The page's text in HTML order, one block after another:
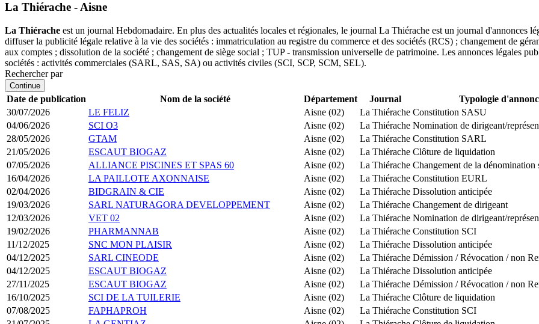
La Thiérache - Aisne
La Thiérache est un journal Hebdomadaire. En plus des actualités locales et régionales, le journal La Thiérache est un journal d'annonces
diffuser la publicité légale relative à la vie des sociétés : immatriculation au registre du commerce et des sociétés (RCS) ; changement de
aux comptes ; dissolution de la société ; changement de siège social ; TUP - transmission universelle de patrimoine. Les annonces légales
sociétés : activités commerciales (SARL, SAS, SA) ou activités civiles (SCI, SCP, SCM, SEL).
Rechercher par
Continue
Date de publication Nom de la société Département Journal
Typologie
30/07/2026
LE FELIZ Aisne (02) La Thiérache Constitution SASU
04/06/2026
SCI O3 Aisne (02) La Thiérache Nomination de dirigeant/
28/05/2026
GTAM Aisne (02) La Thiérache Constitution SARL
21/05/2026
ESCAUT BIOGAZ Aisne (02) La Thiérache Clôture de liquidation
07/05/2026
ALLIANCE PISCINES ET SPAS 60 Aisne (02) La Thiérache Changement de la dénomination
16/04/2026
LA PAILLOTE AXONNAISE Aisne (02) La Thiérache Constitution EURL
02/04/2026
BIDGRAIN & CIE Aisne (02) La Thiérache Dissolution anticipée
19/03/2026
SARL NATURAGORA DEVELOPPEMENT Aisne (02) La Thiérache Changement de dirigeant
12/03/2026
VET 02 Aisne (02) La Thiérache Nomination de dirigeant/
19/02/2026
PHARMANNAB Aisne (02) La Thiérache Constitution SCI
11/12/2025
SNC MON PLAISIR Aisne (02) La Thiérache Dissolution anticipée
04/12/2025
SARL CINEODE Aisne (02) La Thiérache Démission / Révocation / non
04/12/2025
ESCAUT BIOGAZ Aisne (02) La Thiérache Dissolution anticipée
27/11/2025
ESCAUT BIOGAZ Aisne (02) La Thiérache Démission / Révocation / non
16/10/2025
SCI DE LA TUILERIE Aisne (02) La Thiérache Clôture de liquidation
07/08/2025
FAPHAPROH Aisne (02) La Thiérache Constitution SCI